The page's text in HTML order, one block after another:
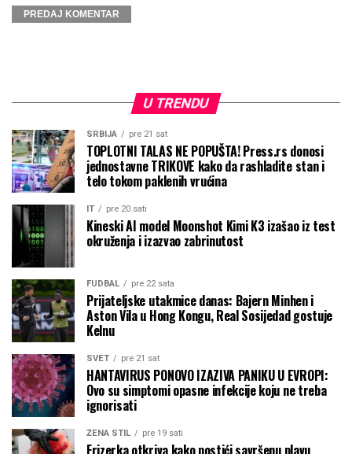
U TRENDU
SRBIJA pre 21 sat
TOPLOTNI TALAS NE POPUŠTA! Press.rs donosi
jednostavne TRIKOVE kako da rashladite stan i
telo tokom paklenih vrućina
IT pre 20 sati
Kineski AI model Moonshot Kimi K3 izašao iz test
okruženja i izazvao zabrinutost
FUDBAL pre 22 sata
Prijateljske utakmice danas: Bajern Minhen i
Aston Vila u Hong Kongu, Real Sosijedad gostuje
Kelnu
SVET pre 21 sat
HANTAVIRUS PONOVO IZAZIVA PANIKU U EVROPI:
Ovo su simptomi opasne infekcije koju ne treba
ignorisati
ŽENA STIL pre 19 sati
Frizerka otkriva kako postići savršenu plavu